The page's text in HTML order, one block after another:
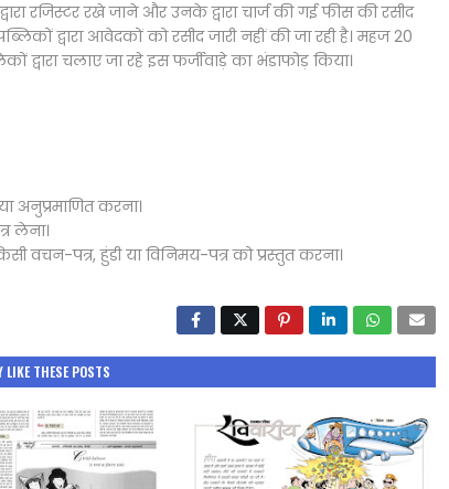
रजिस्टर रखे जाने और उनके द्वारा चार्ज की गई फीस की रसीद
द्वारा आवेदकों को रसीद जारी नहीं की जा रही है। महज 20
चलाए जा रहे इस फर्जीवाड़े का भंडाफोड़ किया।
अनुप्रमाणित करना।
लेना।
वचन-पत्र, हुंडी या विनिमय-पत्र को प्रस्तुत करना।
LIKE THESE POSTS